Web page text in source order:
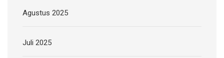
Agustus 2025
Juli 2025